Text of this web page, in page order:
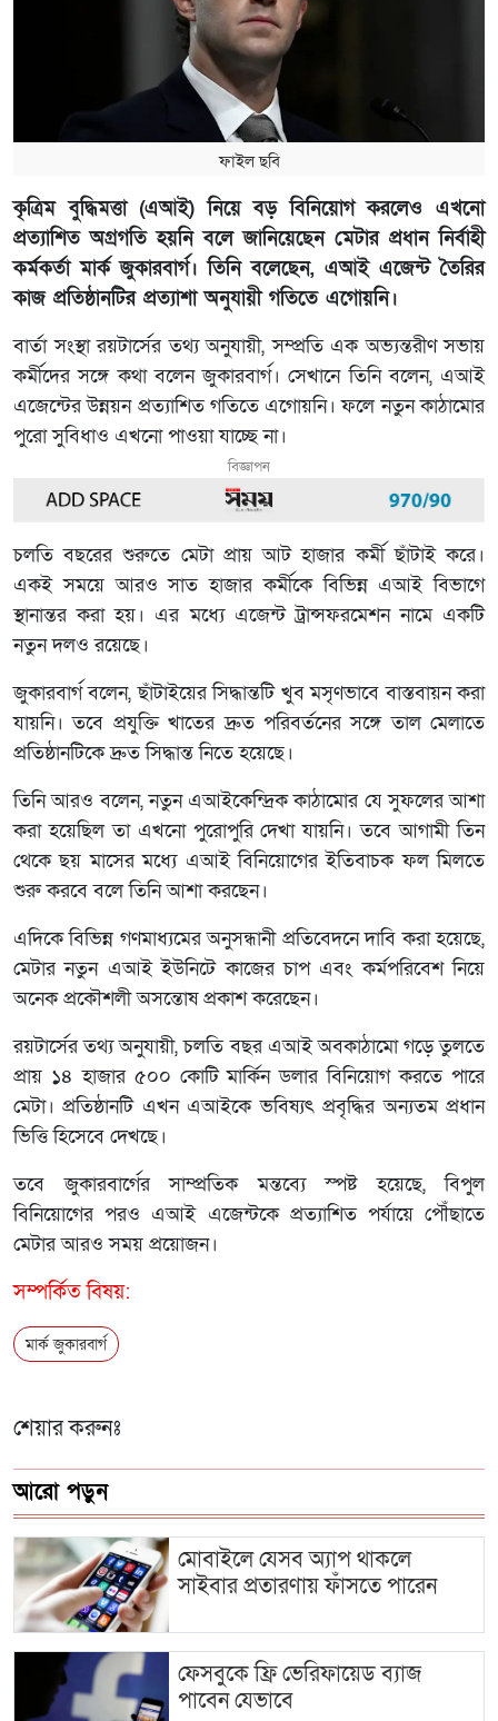
ফাইল ছবি
কৃত্রিম বুদ্ধিমত্তা (এআই) নিয়ে বড় বিনিয়োগ করলেও এখনো
প্রত্যাশিত অগ্রগতি হয়নি বলে জানিয়েছেন মেটার প্রধান নির্বাহী
কর্মকর্তা মার্ক জুকারবার্গ। তিনি বলেছেন, এআই এজেন্ট তৈরির
কাজ প্রতিষ্ঠানটির প্রত্যাশা অনুযায়ী গতিতে এগোয়নি।
বার্তা সংস্থা রয়টার্সের তথ্য অনুযায়ী, সম্প্রতি এক অভ্যন্তরীণ সভায়
কর্মীদের সঙ্গে কথা বলেন জুকারবার্গ। সেখানে তিনি বলেন, এআই
এজেন্টের উন্নয়ন প্রত্যাশিত গতিতে এগোয়নি। ফলে নতুন কাঠামোর
পুরো সুবিধাও এখনো পাওয়া যাচ্ছে না।
বিজ্ঞাপন
চলতি বছরের শুরুতে মেটা প্রায় আট হাজার কর্মী ছাঁটাই করে।
একই সময়ে আরও সাত হাজার কর্মীকে বিভিন্ন এআই বিভাগে
স্থানান্তর করা হয়। এর মধ্যে এজেন্ট ট্রান্সফরমেশন নামে একটি
নতুন দলও রয়েছে।
জুকারবার্গ বলেন, ছাঁটাইয়ের সিদ্ধান্তটি খুব মসৃণভাবে বাস্তবায়ন করা
যায়নি। তবে প্রযুক্তি খাতের দ্রুত পরিবর্তনের সঙ্গে তাল মেলাতে
প্রতিষ্ঠানটিকে দ্রুত সিদ্ধান্ত নিতে হয়েছে।
তিনি আরও বলেন, নতুন এআইকেন্দ্রিক কাঠামোর যে সুফলের আশা
করা হয়েছিল তা এখনো পুরোপুরি দেখা যায়নি। তবে আগামী তিন
থেকে ছয় মাসের মধ্যে এআই বিনিয়োগের ইতিবাচক ফল মিলতে
শুরু করবে বলে তিনি আশা করছেন।
এদিকে বিভিন্ন গণমাধ্যমের অনুসন্ধানী প্রতিবেদনে দাবি করা হয়েছে,
মেটার নতুন এআই ইউনিটে কাজের চাপ এবং কর্মপরিবেশ নিয়ে
অনেক প্রকৌশলী অসন্তোষ প্রকাশ করেছেন।
রয়টার্সের তথ্য অনুযায়ী, চলতি বছর এআই অবকাঠামো গড়ে তুলতে
প্রায় ১৪ হাজার ৫০০ কোটি মার্কিন ডলার বিনিয়োগ করতে পারে
মেটা। প্রতিষ্ঠানটি এখন এআইকে ভবিষ্যৎ প্রবৃদ্ধির অন্যতম প্রধান
ভিত্তি হিসেবে দেখছে।
তবে জুকারবার্গের সাম্প্রতিক মন্তব্যে স্পষ্ট হয়েছে, বিপুল
বিনিয়োগের পরও এআই এজেন্টকে প্রত্যাশিত পর্যায়ে পৌঁছাতে
মেটার আরও সময় প্রয়োজন।
সম্পর্কিত বিষয়:
মার্ক জুকারবার্গ
শেয়ার করুনঃ
আরো পড়ুন
মোবাইলে যেসব অ্যাপ থাকলে
সাইবার প্রতারণায় ফাঁসতে পারেন
ফেসবুকে ফ্রি ভেরিফায়েড ব্যাজ
পাবেন যেভাবে